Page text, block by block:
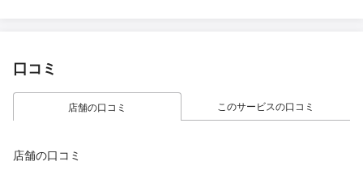
口コミ
店舗の口コミ このサービスの口コミ
店舗の口コミ